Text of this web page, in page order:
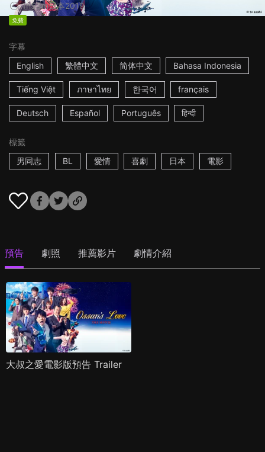
1h53m日本2019
免費
字幕
English
繁體中文 简体中文 Bahasa Indonesia
Tiếng Việt ภาษาไทย 한국어 français
Deutsch Español Português हिन्दी
標籤
男同志
BL 愛情 喜劇 日本 電影
預告 劇照 推薦影片 劇情介紹
大叔之愛電影版預告 Trailer